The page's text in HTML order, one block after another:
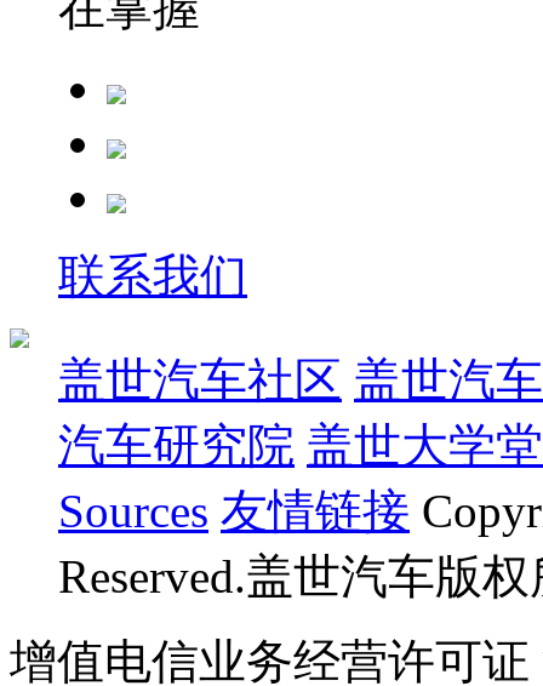
联系我们
盖世汽车社区 盖世汽
汽车研究院 盖世大学堂
Sources 友情链接
Reserved.盖世汽车版
增值电信业务经营许可证